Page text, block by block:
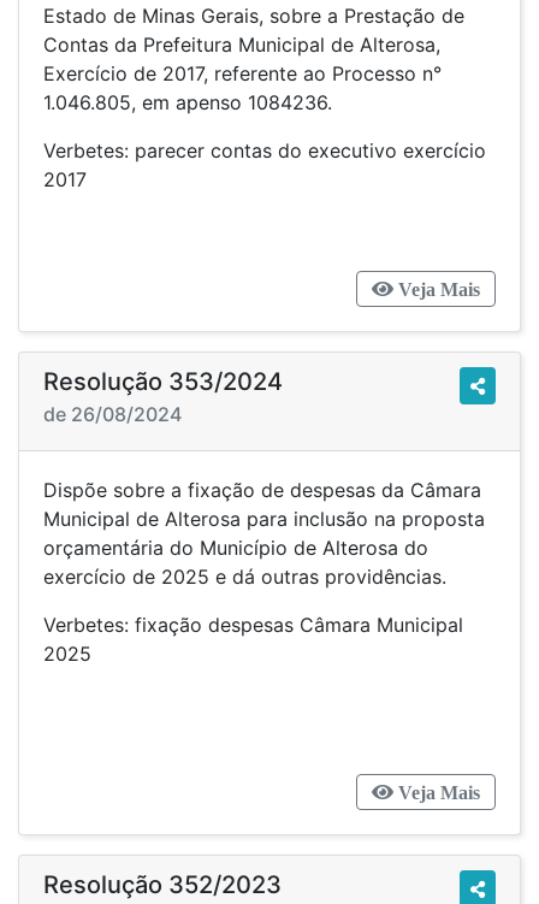
Estado de Minas Gerais, sobre a Prestação de
Contas da Prefeitura Municipal de Alterosa,
Exercício de 2017, referente ao Processo n°
1.046.805, em apenso 1084236.
Verbetes: parecer contas do executivo exercício
2017
Veja Mais
Resolução 353/2024
de 26/08/2024
Dispõe sobre a fixação de despesas da Câmara
Municipal de Alterosa para inclusão na proposta
orçamentária do Município de Alterosa do
exercício de 2025 e dá outras providências.
Verbetes: fixação despesas Câmara Municipal
2025
Veja Mais
Resolução 352/2023